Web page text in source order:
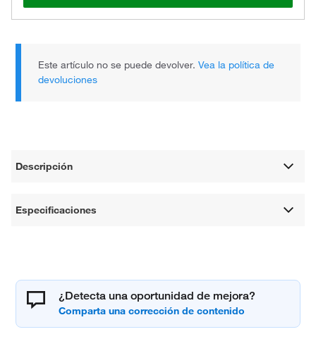
Este artículo no se puede devolver.Vea la política de
devoluciones
Descripción
Especificaciones
¿Detecta una oportunidad de mejora?